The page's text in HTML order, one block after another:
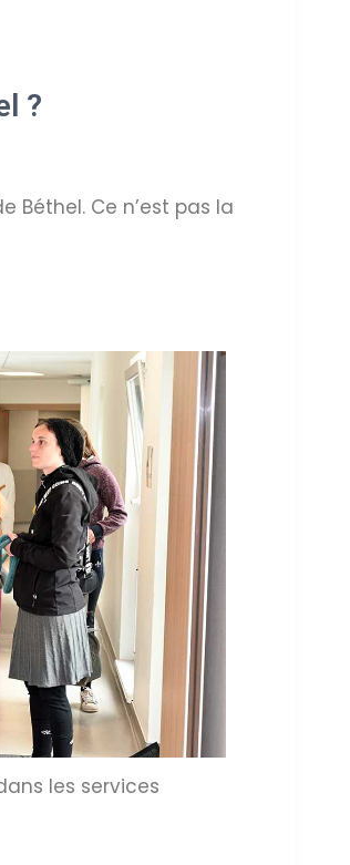
?
Béthel. Ce n’est pas la
les services